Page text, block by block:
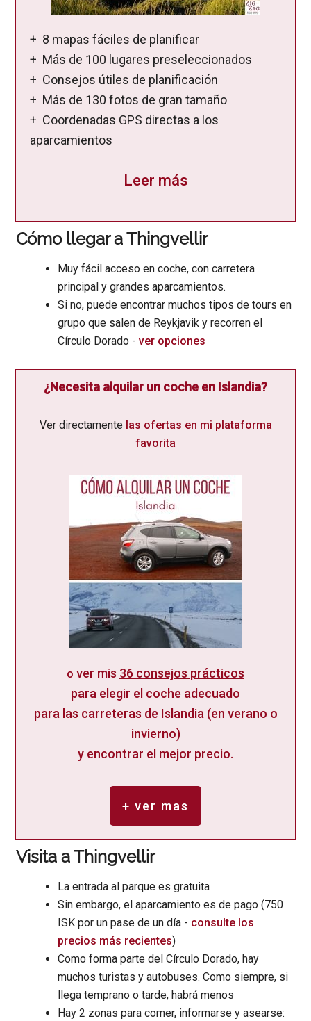
+ 8 mapas fáciles de planificar
+ Más de 100 lugares preseleccionados
+ Consejos útiles de planificación
+ Más de 130 fotos de gran tamaño
+ Coordenadas GPS directas a los
aparcamientos
Leer más
Cómo llegar a Thingvellir
Muy fácil acceso en coche, con carretera
principal y grandes aparcamientos.
Si no, puede encontrar muchos tipos de tours en
grupo que salen de Reykjavik y recorren el
Círculo Dorado -ver opciones
¿Necesita alquilar un coche en Islandia?
Ver directamente las ofertas en mi plataforma
favorita
o ver mis 36 consejos prácticos
para elegir el coche adecuado
para las carreteras de Islandia (en verano o
invierno)
y encontrar el mejor precio.
+ ver mas
Visita a Thingvellir
La entrada al parque es gratuita
Sin embargo, el aparcamiento es de pago (750
ISK por un pase de un día - consulte los
precios más recientes)
Como forma parte del Círculo Dorado, hay
muchos turistas y autobuses. Como siempre, si
llega temprano o tarde, habrá menos
Hay 2 zonas para comer, informarse y asearse: